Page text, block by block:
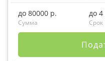
до 80000 р.
Сумма
до
Срок